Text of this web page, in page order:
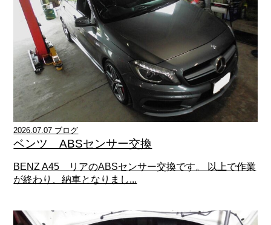
2026.07.07 ブログ
ベンツ ABSセンサー交換
BENZ A45 リアのABSセンサー交換です。 以上で作業
が終わり、納車となりまし...